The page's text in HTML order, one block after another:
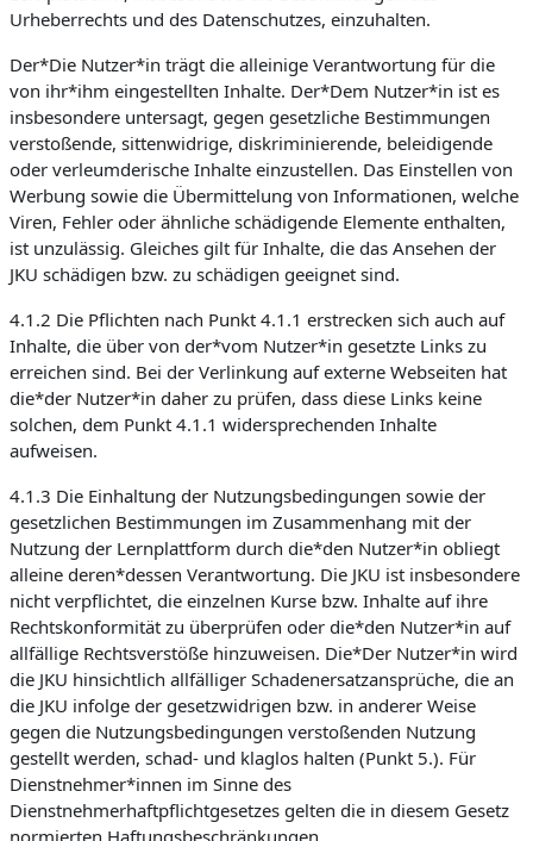
Urheberrechts und des Datenschutzes, einzuhalten.
Der*Die Nutzer*in trägt die alleinige Verantwortung für die
von ihr*ihm eingestellten Inhalte. Der*Dem Nutzer*in ist es
insbesondere untersagt, gegen gesetzliche Bestimmungen
verstoßende, sittenwidrige, diskriminierende, beleidigende
oder verleumderische Inhalte einzustellen. Das Einstellen von
Werbung sowie die Übermittelung von Informationen, welche
Viren, Fehler oder ähnliche schädigende Elemente enthalten,
ist unzulässig. Gleiches gilt für Inhalte, die das Ansehen der
JKU schädigen bzw. zu schädigen geeignet sind.
4.1.2 Die Pflichten nach Punkt 4.1.1 erstrecken sich auch auf
Inhalte, die über von der*vom Nutzer*in gesetzte Links zu
erreichen sind. Bei der Verlinkung auf externe Webseiten hat
die*der Nutzer*in daher zu prüfen, dass diese Links keine
solchen, dem Punkt 4.1.1 widersprechenden Inhalte
aufweisen.
4.1.3 Die Einhaltung der Nutzungsbedingungen sowie der
gesetzlichen Bestimmungen im Zusammenhang mit der
Nutzung der Lernplattform durch die*den Nutzer*in obliegt
alleine deren*dessen Verantwortung. Die JKU ist insbesondere
nicht verpflichtet, die einzelnen Kurse bzw. Inhalte auf ihre
Rechtskonformität zu überprüfen oder die*den Nutzer*in auf
allfällige Rechtsverstöße hinzuweisen. Die*Der Nutzer*in wird
die JKU hinsichtlich allfälliger Schadenersatzansprüche, die an
die JKU infolge der gesetzwidrigen bzw. in anderer Weise
gegen die Nutzungsbedingungen verstoßenden Nutzung
gestellt werden, schad- und klaglos halten (Punkt 5.). Für
Dienstnehmer*innen im Sinne des
Dienstnehmerhaftpflichtgesetzes gelten die in diesem Gesetz
normierten Haftungsbeschränkungen.